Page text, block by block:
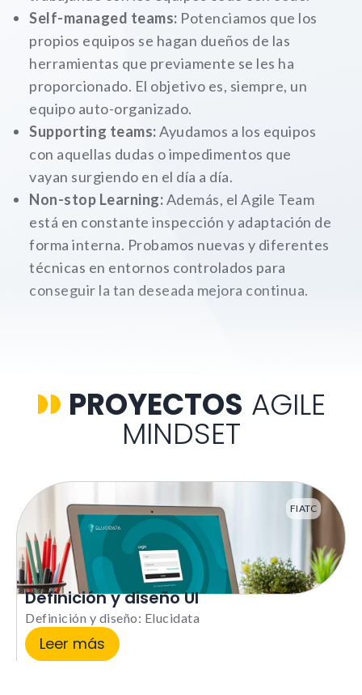
Self-managed teams: Potenciamos que los
propios equipos se hagan dueños de las
herramientas que previamente se les ha
proporcionado. El objetivo es, siempre, un
equipo auto-organizado.
Supporting teams:Ayudamos a los equipos
con aquellas dudas o impedimentos que
vayan surgiendo en el día a día.
Non-stop Learning:Además, el Agile Team
está en constante inspección y adaptación de
forma interna. Probamos nuevas y diferentes
técnicas en entornos controlados para
conseguir la tan deseada mejora continua.
PROYECTOS AGILE
MINDSET
FIATC
Definición y diseño UI
Definición y diseño: Elucidata
Leer más